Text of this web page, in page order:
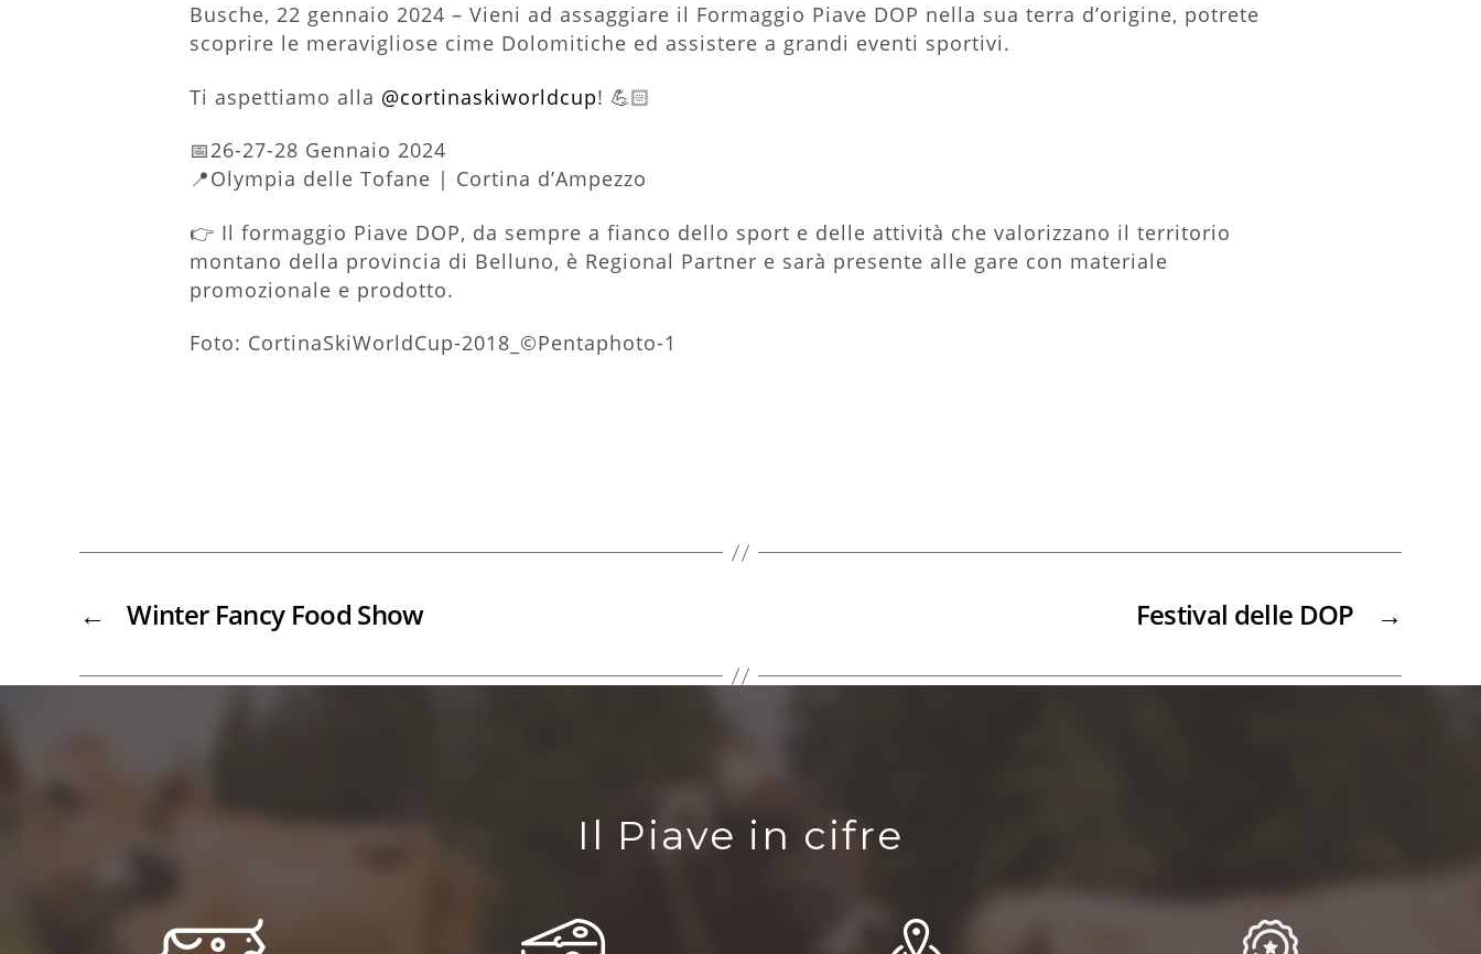
Busche, 22 gennaio 2024 – Vieni ad assaggiare il Formaggio Piave DOP nella sua terra d’origine, potrete
scoprire le meravigliose cime Dolomitiche ed assistere a grandi eventi sportivi.
Ti aspettiamo alla @cortinaskiworldcup! 💪🏻
📅26-27-28 Gennaio 2024
📍Olympia delle Tofane | Cortina d’Ampezzo
👉 Il formaggio Piave DOP, da sempre a fianco dello sport e delle attività che valorizzano il territorio
montano della provincia di Belluno, è Regional Partner e sarà presente alle gare con materiale
promozionale e prodotto.
Foto: CortinaSkiWorldCup-2018_©Pentaphoto-1
← Winter Fancy Food Show →
Festival delle DOP
Il Piave in cifre